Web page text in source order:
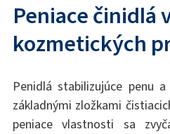
Peniace činidlá
kozmetických
Penidlá stabilizujúce penu
základnými zložkami
peniace vlastnosti sa